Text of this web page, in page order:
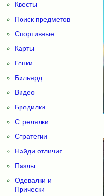
Квесты
Поиск предметов
Спортивные
Карты
Гонки
Бильярд
Видео
Бродилки
Стрелялки
Стратегии
Найди отличия
Пазлы
Одевалки и
Прически